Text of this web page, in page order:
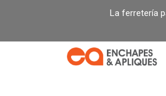
La ferretería